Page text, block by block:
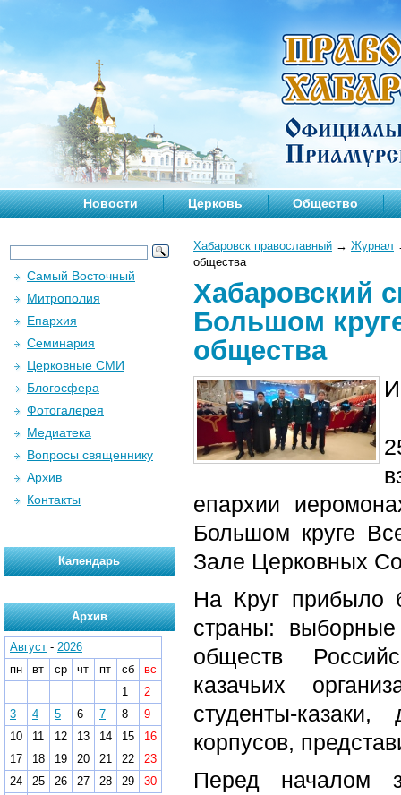
Новости Церковь Общество
Хабаровск православный → Журнал
общества
Хабаровский
Большом
общества
епархии
Большом круге
Зале Церковных
На Круг прибыло
страны:
обществ
казачьих
студенты-
корпусов,
Перед началом
Самый Восточный
Митрополия
Епархия
Семинария
Церковные СМИ
Блогосфера
Фотогалерея
Медиатека
Вопросы священнику
Архив
Контакты
Календарь
Архив
Август - 2026
пн
вт ср чт пт сб
вс
1
2
3
4 5 6 7 8
9
10
11 12 13 14 15
16
17
18 19 20 21 22
23
24
25 26 27 28 29
30